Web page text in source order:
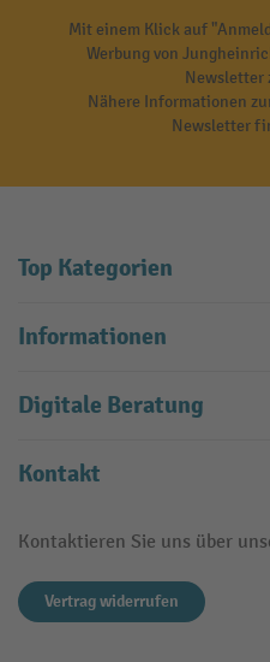
Mit einem Klick auf
Werbung von
Newsletter
Nähere Informationen
Newsletter
Top Kategorien
Informationen
Digitale Beratung
Kontakt
Kontaktieren Sie uns über
Vertrag widerrufen